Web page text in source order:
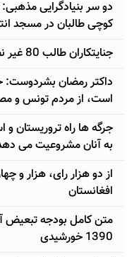
دو سر بنیادگرایی
کوچی طالبان در مسجد
جنایتکاران طالب 80 غیر نظامی را از پای درآوردند؛ مرگ بر آمریکا!
داکتر رمضان بشردوست:
است، از مردم تونس و
جرگه ها راه تروریستان و
به آنان مشروعیت می
از دو هزار رای، هزار و
افغانستان
متن کامل بودجه تبعیض
1390 خورشیدی